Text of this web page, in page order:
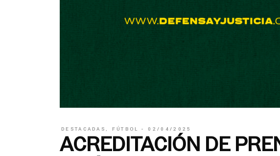
DESTACADAS, FÚTBOL 02/04/2025
ACREDITACIÓN DE